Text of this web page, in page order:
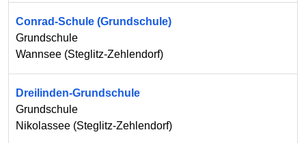
Conrad-Schule (Grundschule)
Grundschule
Wannsee (Steglitz-Zehlendorf)
Dreilinden-Grundschule
Grundschule
Nikolassee (Steglitz-Zehlendorf)